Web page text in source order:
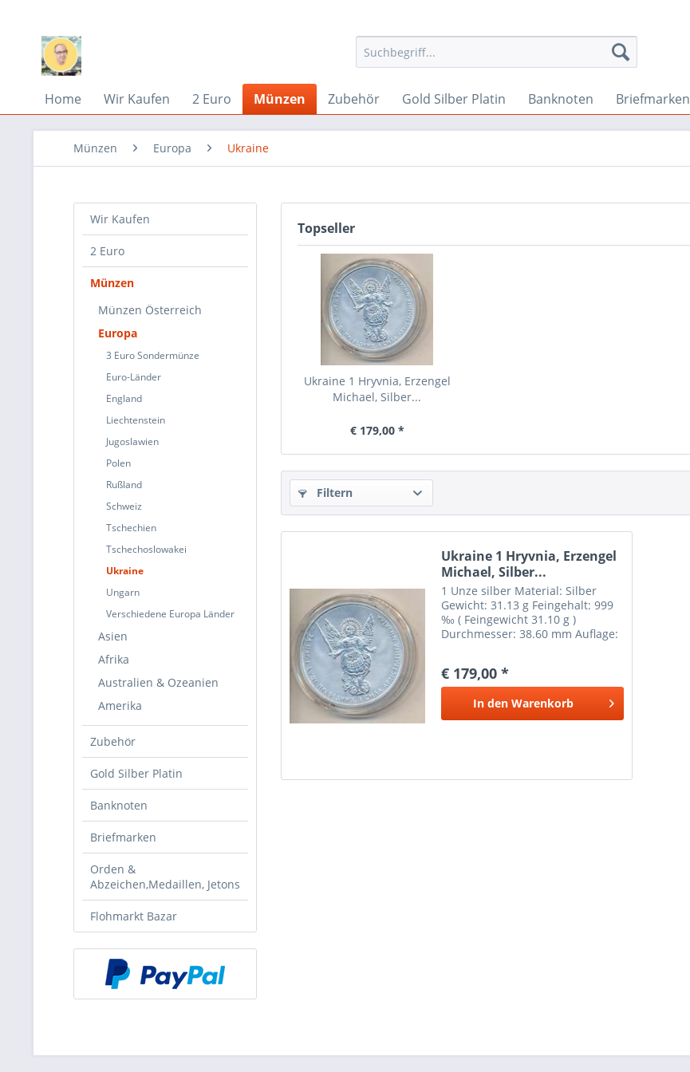
Home Wir Kaufen 2 Euro Münzen Zubehör Gold Silber Platin Banknoten Briefmarken
Münzen Europa Ukraine
Wir Kaufen
2 Euro
Münzen
Münzen Österreich
Europa
3 Euro Sondermünze
Euro-Länder
England
Liechtenstein
Jugoslawien
Polen
Rußland
Schweiz
Tschechien
Tschechoslowakei
Ukraine
Ungarn
Verschiedene Europa Länder
Asien
Afrika
Australien & Ozeanien
Amerika
Zubehör
Gold Silber Platin
Banknoten
Briefmarken
Orden &
Abzeichen,Medaillen, Jetons
Flohmarkt Bazar
Topseller
Ukraine 1 Hryvnia, Erzengel
Michael, Silber...
€ 179,00 *
Filtern
Ukraine 1 Hryvnia, Erzengel
Michael, Silber...
1 Unze silber Material: Silber
Gewicht: 31.13 g Feingehalt: 999
‰ ( Feingewicht 31.10 g )
Durchmesser: 38.60 mm Auflage:
€ 179,00 *
In den Warenkorb